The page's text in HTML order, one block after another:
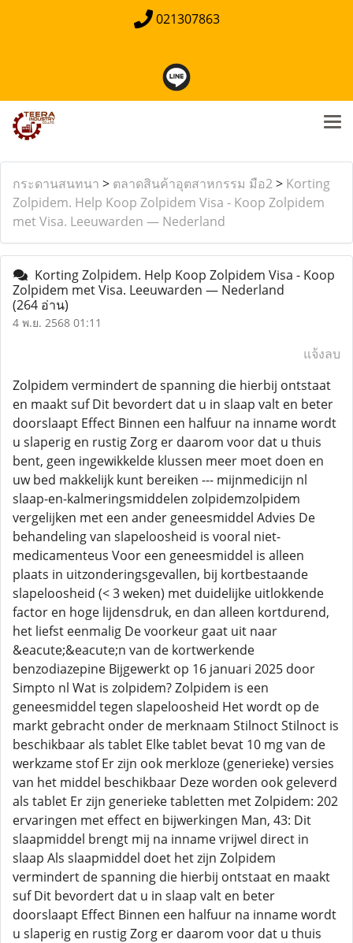
021307863
กระดานสนทนา > ตลาดสินค้าอุตสาหกรรม มือ2> Korting
Zolpidem. Help Koop Zolpidem Visa - Koop Zolpidem
met Visa. Leeuwarden — Nederland
Korting Zolpidem. Help Koop Zolpidem Visa - Koop
Zolpidem met Visa. Leeuwarden — Nederland
(264 อ่าน)
4 พ.ย. 2568 01:11
แจ้งลบ
Zolpidem vermindert de spanning die hierbij ontstaat
en maakt suf Dit bevordert dat u in slaap valt en beter
doorslaapt Effect Binnen een halfuur na inname wordt
u slaperig en rustig Zorg er daarom voor dat u thuis
bent, geen ingewikkelde klussen meer moet doen en
uw bed makkelijk kunt bereiken --- mijnmedicijn nl
slaap-en-kalmeringsmiddelen zolpidemzolpidem
vergelijken met een ander geneesmiddel Advies De
behandeling van slapeloosheid is vooral niet-
medicamenteus Voor een geneesmiddel is alleen
plaats in uitzonderingsgevallen, bij kortbestaande
slapeloosheid (< 3 weken) met duidelijke uitlokkende
factor en hoge lijdensdruk, en dan alleen kortdurend,
het liefst eenmalig De voorkeur gaat uit naar
&eacute;&eacute;n van de kortwerkende
benzodiazepine Bijgewerkt op 16 januari 2025 door
Simpto nl Wat is zolpidem? Zolpidem is een
geneesmiddel tegen slapeloosheid Het wordt op de
markt gebracht onder de merknaam Stilnoct Stilnoct is
beschikbaar als tablet Elke tablet bevat 10 mg van de
werkzame stof Er zijn ook merkloze (generieke) versies
van het middel beschikbaar Deze worden ook geleverd
als tablet Er zijn generieke tabletten met Zolpidem: 202
ervaringen met effect en bijwerkingen Man, 43: Dit
slaapmiddel brengt mij na inname vrijwel direct in
slaap Als slaapmiddel doet het zijn Zolpidem
vermindert de spanning die hierbij ontstaat en maakt
suf Dit bevordert dat u in slaap valt en beter
doorslaapt Effect Binnen een halfuur na inname wordt
u slaperig en rustig Zorg er daarom voor dat u thuis